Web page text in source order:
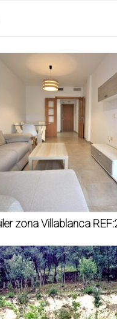
zona Villablanca